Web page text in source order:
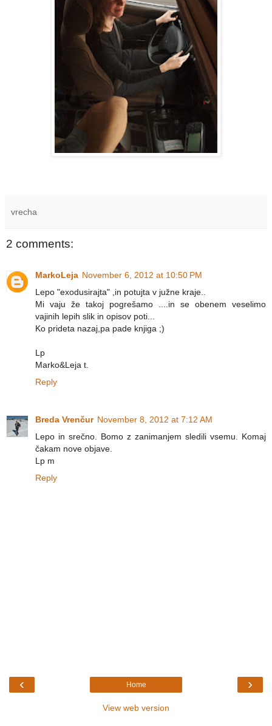
vrecha
2 comments:
MarkoLeja November 6, 2012 at 10:50 PM
Lepo "exodusirajta" ,in potujta v južne kraje..
Mi vaju že takoj pogrešamo ....in se obenem veselimo
vajinih lepih slik in opisov poti...
Ko prideta nazaj,pa pade knjiga ;)
Lp
Marko&Leja t.
Reply
Breda Vrenčur November 8, 2012 at 7:12 AM
Lepo in srečno. Bomo z zanimanjem sledili vsemu. Komaj
čakam nove objave.
Lp m
Reply
‹ ›
Home
View web version